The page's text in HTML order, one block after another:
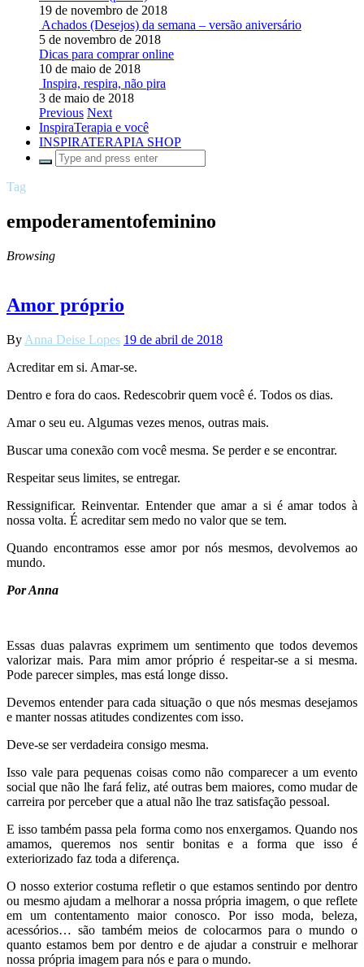
19 de novembro de 2018
Achados (Desejos) da semana – versão aniversário
5 de novembro de 2018
Dicas para comprar online
10 de maio de 2018
Inspira, respira, não pira
3 de maio de 2018
Previous Next
InspiraTerapia e você
INSPIRATERAPIA SHOP
Tag
empoderamentofeminino
Browsing
Amor próprio
By Anna Deise Lopes 19 de abril de 2018
Acreditar em si. Amar-se.
Dentro e fora do caos. Redescobrir quem você é. Todos os dias.
Amar o seu eu. Algumas vezes menos, outras mais.
Buscar uma conexão com você mesma. Se perder e se encontrar.
Respeitar seus limites, se entregar.
Ressignificar. Reinventar. Entender que amar a si é amar todos à
nossa volta. É acreditar sem medo no valor que se tem.
Quando encontramos esse amor por nós mesmos, devolvemos ao
mundo.
Por Anna
Essas duas palavras exprimem um sentimento que todos devemos
valorizar mais. Para mim amor próprio é respeitar-se a si mesma.
Pode parecer simples, mas está longe disso.
Devemos entender para cada situação o que nós mesmas desejamos
e manter nossas atitudes condizentes com isso.
Deve-se ser verdadeira consigo mesma.
Isso vale para pequenas coisas como não comparecer a um evento
social que não lhe fará feliz, até outras bem maiores, como mudar de
carreira por perceber que a atual não lhe traz satisfação pessoal.
E isso também passa pela forma como nos enxergamos. Quando nos
amamos, queremos nos sentir bonitas e a forma que isso é
exteriorizado faz toda a diferença.
O nosso exterior costuma refletir o que estamos sentindo por dentro
ou mesmo ajudam a melhorar a nossa própria imagem, o que reflete
em um contentamento maior conosco. Por isso moda, beleza,
acessórios… são também meios de colocarmos para o mundo o
quanto estamos bem por dentro e de ajudar a construir e melhorar
nossa própria imagem para nós e para o mundo.